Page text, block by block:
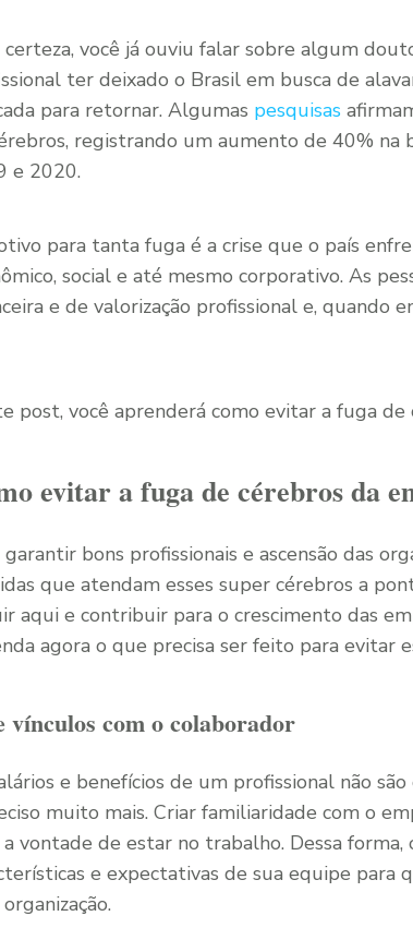
certeza, você já ouviu falar sobre algum
ter deixado o Brasil em busca de
para retornar. Algumas pesquisas
registrando um aumento de 40% na
e 2020.
para tanta fuga é a crise que o país
social e até mesmo corporativo. As
e de valorização profissional e, quando
post, você aprenderá como evitar a fuga de
evitar a fuga de cérebros da
garantir bons profissionais e ascensão das
que atendam esses super cérebros a
aqui e contribuir para o crescimento das
agora o que precisa ser feito para evitar
vínculos com o colaborador
e benefícios de um profissional não
muito mais. Criar familiaridade com o
vontade de estar no trabalho. Dessa forma,
e expectativas de sua equipe para